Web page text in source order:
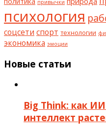
привычки
психология
соцсети спорт технологии
экономика эмоции
Новые статьи
Big Think: как
интеллект